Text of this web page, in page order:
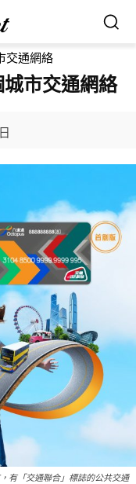
交通網絡
市交通網絡
有「交通聯合」標誌的公共交通